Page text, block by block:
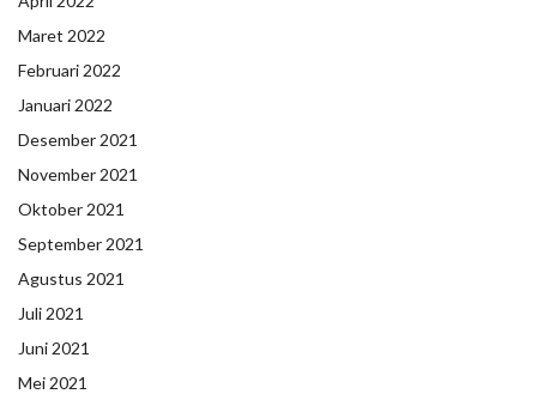
Maret 2022
Februari 2022
Januari 2022
Desember 2021
November 2021
Oktober 2021
September 2021
Agustus 2021
Juli 2021
Juni 2021
Mei 2021